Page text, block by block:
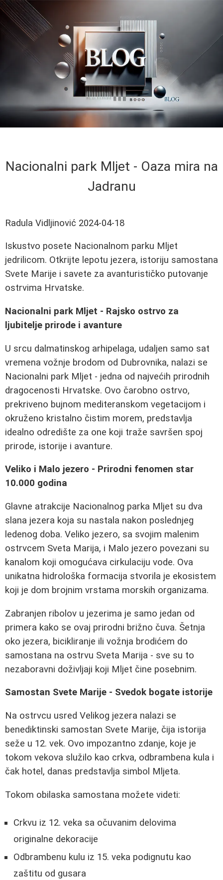
Nacionalni park Mljet - Oaza mira na
Jadranu
Radula Vidljinović 2024-04-18
Iskustvo posete Nacionalnom parku Mljet
jedrilicom. Otkrijte lepotu jezera, istoriju samostana
Svete Marije i savete za avanturističko putovanje
ostrvima Hrvatske.
Nacionalni park Mljet - Rajsko ostrvo za
ljubitelje prirode i avanture
U srcu dalmatinskog arhipelaga, udaljen samo sat
vremena vožnje brodom od Dubrovnika, nalazi se
Nacionalni park Mljet - jedna od najvećih prirodnih
dragocenosti Hrvatske. Ovo čarobno ostrvo,
prekriveno bujnom mediteranskom vegetacijom i
okruženo kristalno čistim morem, predstavlja
idealno odredište za one koji traže savršen spoj
prirode, istorije i avanture.
Veliko i Malo jezero - Prirodni fenomen star
10.000 godina
Glavne atrakcije Nacionalnog parka Mljet su dva
slana jezera koja su nastala nakon poslednjeg
ledenog doba. Veliko jezero, sa svojim malenim
ostrvcem Sveta Marija, i Malo jezero povezani su
kanalom koji omogućava cirkulaciju vode. Ova
unikatna hidrološka formacija stvorila je ekosistem
koji je dom brojnim vrstama morskih organizama.
Zabranjen ribolov u jezerima je samo jedan od
primera kako se ovaj prirodni brižno čuva. Šetnja
oko jezera, bicikliranje ili vožnja brodićem do
samostana na ostrvu Sveta Marija - sve su to
nezaboravni doživljaji koji Mljet čine posebnim.
Samostan Svete Marije - Svedok bogate istorije
Na ostrvcu usred Velikog jezera nalazi se
benediktinski samostan Svete Marije, čija istorija
seže u 12. vek. Ovo impozantno zdanje, koje je
tokom vekova služilo kao crkva, odbrambena kula i
čak hotel, danas predstavlja simbol Mljeta.
Tokom obilaska samostana možete videti:
Crkvu iz 12. veka sa očuvanim delovima
originalne dekoracije
Odbrambenu kulu iz 15. veka podignutu kao
zaštitu od gusara